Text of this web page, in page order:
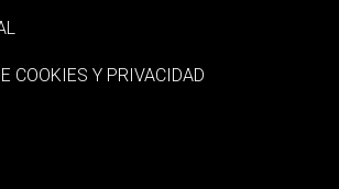
COOKIES Y PRIVACIDAD